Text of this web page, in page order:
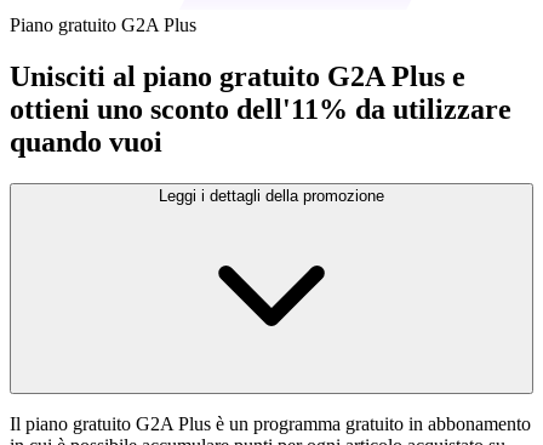
Piano gratuito G2A Plus
Unisciti al piano gratuito G2A Plus e
ottieni uno sconto dell'11% da utilizzare
quando vuoi
Leggi i dettagli della promozione
Il piano gratuito G2A Plus è un programma gratuito in abbonamento